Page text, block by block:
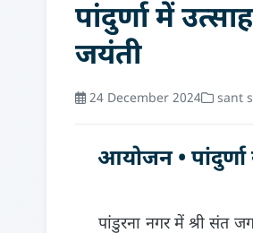
पांदुर्णा में
जयंती
24 December 2024 sant
आयोजन •
पांडुरना नगर में श्री संत